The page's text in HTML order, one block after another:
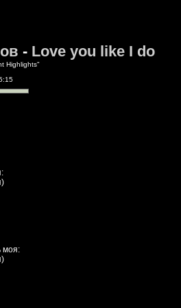
- Love you like I do
Highlights"
моя: